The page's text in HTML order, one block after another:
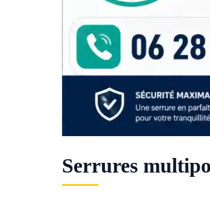
Serrures